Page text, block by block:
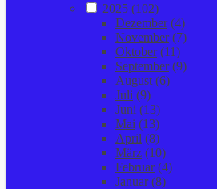
2025 (102)
Dezember(4)
November(7)
Oktober(11)
September(9)
August (6)
Juli (9)
Juni (13)
Mai (13)
April (8)
März (10)
Februar(4)
Januar(8)